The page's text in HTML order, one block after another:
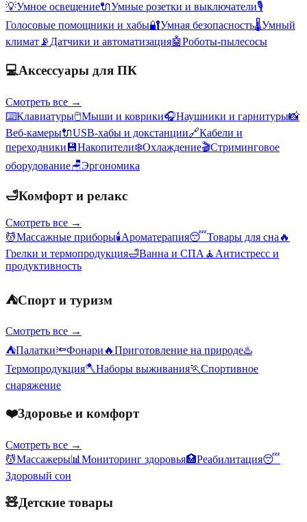
💡Умное освещение🔌Умные розетки и выключатели🎙️
Голосовые помощники и хабы🔐Умная безопасность🌡️Умный
климат 📡 Датчики и автоматизация🤖Роботы-пылесосы
💻Аксессуары для ПК
Смотреть все →
⌨️Клавиатуры🖱️Мыши и коврики🎧Наушники и гарнитуры📸
Веб-камеры🔌USB-хабы и докстанции🔗Кабели и
переходники 💾Накопители❄️Охлаждение🎬Стриминговое
оборудование🪑Эргономика
🛁Комфорт и релакс
Смотреть все →
💆Массажные приборы🕯️Ароматерапия😴Товары для сна 🔥
Грелки и термопродукция🛁Ванна и СПА 🧘 Антистресс и
продуктивность
⛺Спорт и туризм
Смотреть все →
⛺Палатки🔦Фонари 🔥Приготовление на природе♨️
Термопродукция🪓Наборы выживания🏃Спортивное
снаряжение
❤️Здоровье и комфорт
Смотреть все →
💆Массажеры📊 Мониторинг здоровья🏥Реабилитация😴
Здоровый сон
🧸Детские товары